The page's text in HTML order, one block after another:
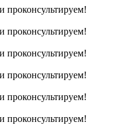
проконсультируем!
проконсультируем!
проконсультируем!
проконсультируем!
проконсультируем!
проконсультируем!